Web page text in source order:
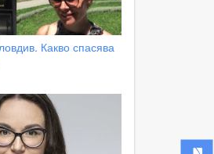
Какво спасява